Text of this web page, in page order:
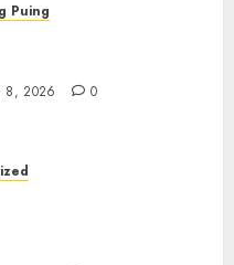
Puing
8, 2026 0